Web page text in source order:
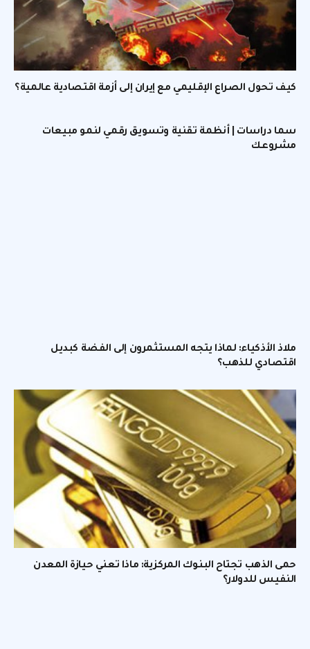
كيف تحول الصراع الإقليمي مع إيران إلى أزمة اقتصادية عالمية؟
سما دراسات | أنظمة تقنية وتسويق رقمي لنمو مبيعات
مشروعك
ملاذ الأذكياء: لماذا يتجه المستثمرون إلى الفضة كبديل
اقتصادي للذهب؟
حمى الذهب تجتاح البنوك المركزية: ماذا تعني حيازة المعدن
النفيس للدولار؟